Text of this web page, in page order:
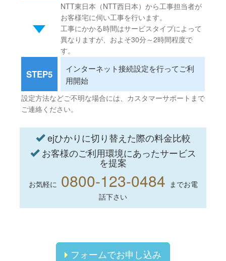
NTT東日本（NTT西日本）から工事担当者が
お客様宅に伺い工事を行います。
工事にかかる時間はサービスタイプによって
異なりますが、およそ30分～2時間程度で
す。
STEP5
インターネット接続設定を行ってご利
用開始
設定方法などご不明な場合には、カスタマーサポートまで
ご連絡ください。
ejひかりに切り替えた際の料金比較
お客様のご利用環境にあったサービス
を提案
お気軽に 0800-123-0484 までお電
話下さい
フォームでお申し込み